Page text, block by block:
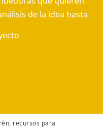
de la idea hasta
recursos para